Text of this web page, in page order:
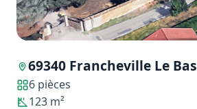
69340 Francheville Le Bas
6 pièces
123 m²